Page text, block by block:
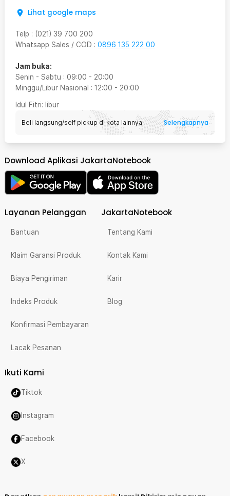
Lihat google maps
Telp : (021) 39 700 200
Whatsapp Sales / COD : 0896 135 222 00
Jam buka:
Senin - Sabtu : 09:00 - 20:00
Minggu/Libur Nasional : 12:00 - 20:00
Idul Fitri: libur
Beli langsung/self pickup di kota lainnya Selengkapnya
Download Aplikasi JakartaNotebook
Layanan Pelanggan
Bantuan
Klaim Garansi Produk
Biaya Pengiriman
Indeks Produk
Konfirmasi Pembayaran
Lacak Pesanan
JakartaNotebook
Tentang Kami
Kontak Kami
Karir
Blog
Ikuti Kami
Tiktok
Instagram
Facebook
X